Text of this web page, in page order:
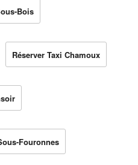
Bois
Réserver Taxi Chamoux
Fouronnes